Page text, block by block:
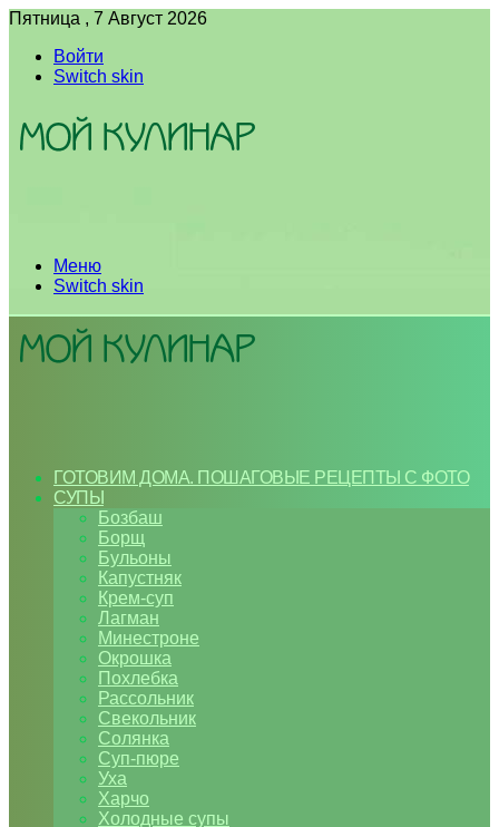
Пятница , 7 Август 2026
Войти
Switch skin
Меню
Switch skin
ГОТОВИМ ДОМА. ПОШАГОВЫЕ РЕЦЕПТЫ С ФОТО
СУПЫ
Бозбаш
Борщ
Бульоны
Капустняк
Крем-суп
Лагман
Минестроне
Окрошка
Похлебка
Рассольник
Свекольник
Солянка
Суп-пюре
Уха
Харчо
Холодные супы